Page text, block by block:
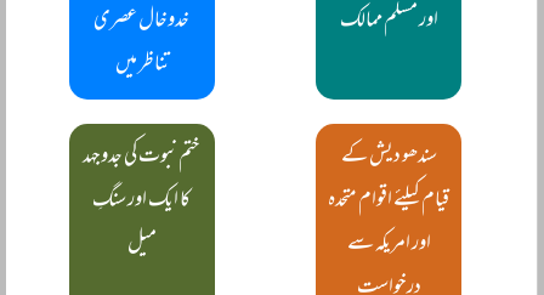
اور مسلم ممالک
خدوخال عصری
تناظر میں
سندھو دیش کے
قیام کیلئے اقوام متحدہ
اور امریکہ سے
ختم نبوت کی جدوجہد
کا ایک اور سنگِ
میل